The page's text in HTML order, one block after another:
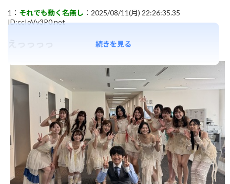
1： それでも動く名無し ：2025/08/11(月) 22:26:35.35
ID:ccIoVv3P0.net
続きを見る